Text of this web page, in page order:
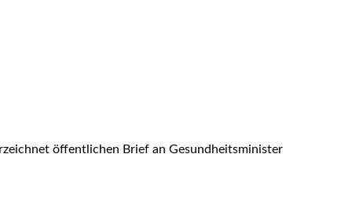
öffentlichen Brief an Gesundheitsminister